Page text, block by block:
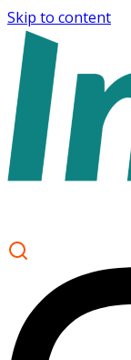
Skip to content